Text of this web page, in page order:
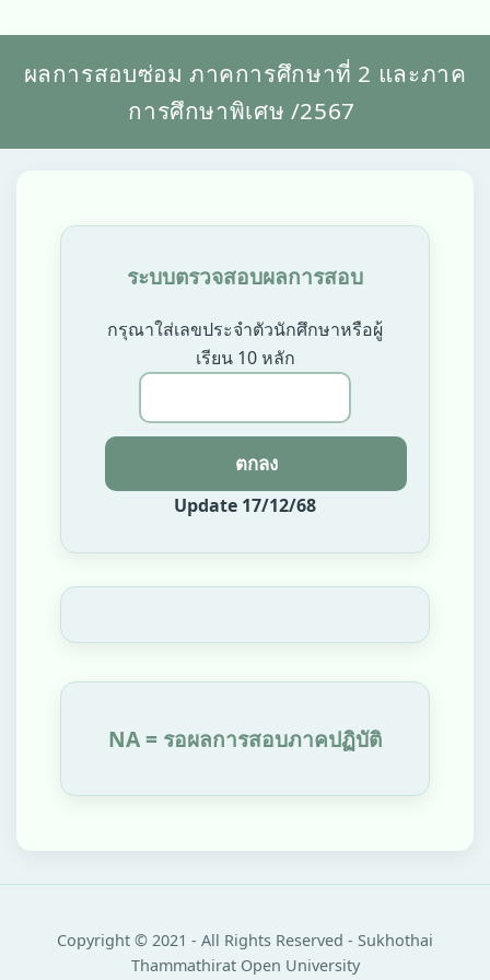
ผลการสอบซ่อม ภาคการศึกษาที่ 2 และภาค
การศึกษาพิเศษ /2567
ระบบตรวจสอบผลการสอบ
กรุณาใส่เลขประจำตัวนักศึกษาหรือผู้
เรียน 10 หลัก
Update 17/12/68
NA = รอผลการสอบภาคปฏิบัติ
Copyright © 2021 - All Rights Reserved - Sukhothai
Thammathirat Open University